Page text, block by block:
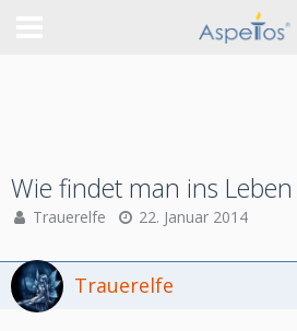
Wie findet man ins
Trauerelfe 22. Januar 2014
Trauerelfe